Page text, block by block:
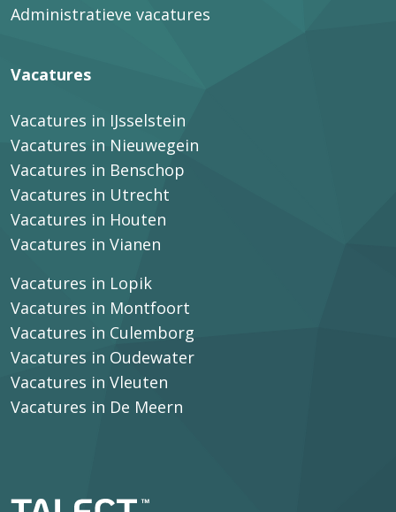
Administratieve vacatures
Vacatures
Vacatures in IJsselstein
Vacatures in Nieuwegein
Vacatures in Benschop
Vacatures in Utrecht
Vacatures in Houten
Vacatures in Vianen
Vacatures in Lopik
Vacatures in Montfoort
Vacatures in Culemborg
Vacatures in Oudewater
Vacatures in Vleuten
Vacatures in De Meern